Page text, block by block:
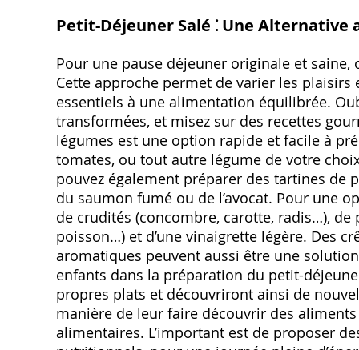
Petit-Déjeuner Salé ⁚ Une Alternative
Pour une pause déjeuner originale et
Cette approche permet de varier les
essentiels à une alimentation équilibrée.
transformées, et misez sur des recettes
légumes est une option rapide et facile à
tomates, ou tout autre légume de votre
pouvez également préparer des tartines
du saumon fumé ou de l’avocat. Pour une
de crudités (concombre, carotte, radis…),
poisson…) et d’une vinaigrette légère. Des
aromatiques peuvent aussi être une
enfants dans la préparation du petit-
propres plats et découvriront ainsi de
manière de leur faire découvrir des
alimentaires. L’important est de proposer